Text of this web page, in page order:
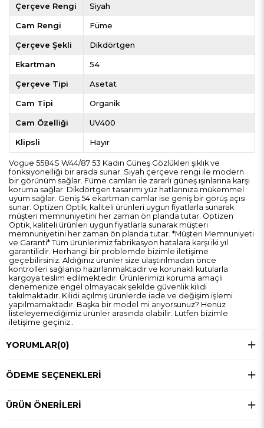
Çerçeve Rengi Siyah
Cam Rengi Füme
Çerçeve Şekli Dikdörtgen
Ekartman 54
Çerçeve Tipi Asetat
Cam Tipi Organik
Cam Özelliği UV400
Klipsli Hayır
Vogue 5584S W44/87 53 Kadın Güneş Gözlükleri şıklık ve
fonksiyonelliği bir arada sunar. Siyah çerçeve rengi ile modern
bir görünüm sağlar. Füme camları ile zararlı güneş ışınlarına karşı
koruma sağlar. Dikdörtgen tasarımı yüz hatlarınıza mükemmel
uyum sağlar. Geniş 54 ekartman camlar ise geniş bir görüş açısı
sunar. Optizen Optik, kaliteli ürünleri uygun fiyatlarla sunarak
müşteri memnuniyetini her zaman ön planda tutar. Optizen
Optik, kaliteli ürünleri uygun fiyatlarla sunarak müşteri
memnuniyetini her zaman ön planda tutar. *Müşteri Memnuniyeti
ve Garanti* Tüm ürünlerimiz fabrikasyon hatalara karşı iki yıl
garantilidir. Herhangi bir problemde bizimle iletişime
geçebilirsiniz. Aldığınız ürünler size ulaştırılmadan önce
kontrolleri sağlanıp hazırlanmaktadır ve korunaklı kutularla
kargoya teslim edilmektedir. Ürünlerimizi koruma amaçlı
denemenize engel olmayacak şekilde güvenlik kilidi
takılmaktadır. Kilidi açılmış ürünlerde iade ve değişim işlemi
yapılmamaktadır. Başka bir model mi arıyorsunuz? Henüz
listeleyemediğimiz ürünler arasında olabilir. Lütfen bizimle
iletişime geçiniz..
YORUMLAR(0)
ÖDEME SEÇENEKLERI
ÜRÜN ÖNERILERI